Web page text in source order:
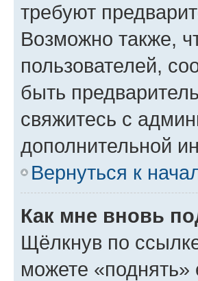
требуют
Возможно также,
пользователей,
быть
свяжитесь с
дополнительной
Вернуться к
Как мне вновь
Щёлкнув по
можете